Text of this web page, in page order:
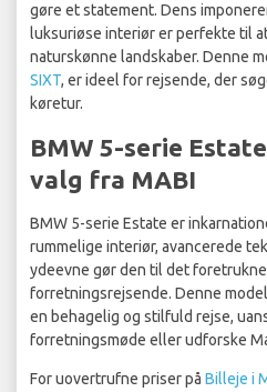
gøre et statement. Dens
luksuriøse interiør er perfekte til
naturskønne landskaber. Denne
SIXT, er ideel for rejsende, der
køretur.
BMW 5-serie
valg fra MABI
BMW 5-serie Estate er
rummelige interiør, avancerede
ydeevne gør den til det
forretningsrejsende. Denne
en behagelig og stilfuld rejse,
forretningsmøde eller udforske
For uovertrufne priser på Billeje i